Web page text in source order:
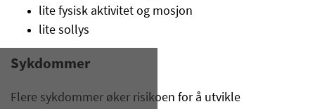
lite fysisk aktivitet og mosjon
lite sollys
Sykdommer
Flere sykdommer øker risikoen for å utvikle